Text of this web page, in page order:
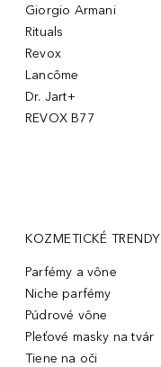
Giorgio Armani
Rituals
Revox
Lancôme
Dr. Jart+
REVOX B77
KOZMETICKÉ TRENDY
Parfémy a vône
Niche parfémy
Púdrové vône
Pleťové masky na tvár
Tiene na oči